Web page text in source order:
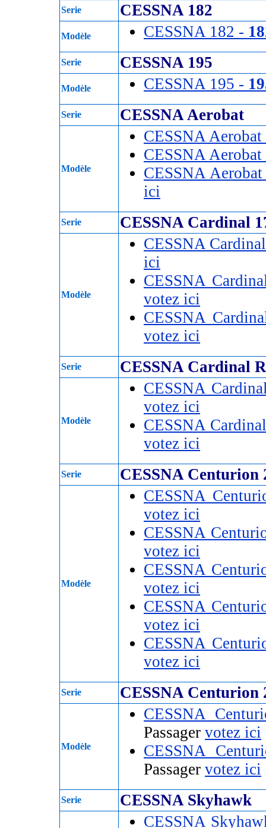
Serie CESSNA 182
Modèle CESSNA 182 -
Serie CESSNA 195
Modèle CESSNA 195 -
Serie CESSNA Aerobat
Modèle
CESSNA
CESSNA
CESSNA
ici
Serie CESSNA Cardinal
Modèle
CESSNA
ici
CESSNA
votez ici
CESSNA
votez ici
Serie CESSNA Cardinal
Modèle
CESSNA
votez ici
CESSNA
votez ici
Serie CESSNA Centurion
Modèle
CESSNA
votez ici
CESSNA
votez ici
CESSNA
votez ici
CESSNA
votez ici
CESSNA
votez ici
Serie CESSNA Centurion
Modèle
CESSNA
Passager votez ici
CESSNA
Passager votez ici
Serie
CESSNA Skyhawk
CESSNA